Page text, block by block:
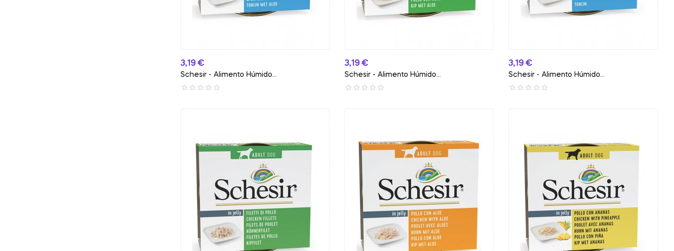
Preço
3,19 €
Schesir - Alimento Húmido...
Preço
3,19 €
Schesir - Alimento Húmido...
Preço
3,19 €
Schesir - Alimento Húmido...